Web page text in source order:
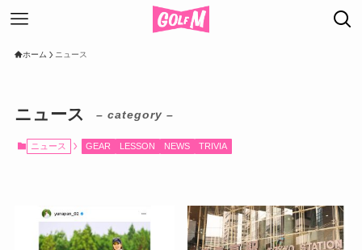
ホーム ニュース
ニュース – category –
ニュース GEAR LESSON NEWS TRIVIA